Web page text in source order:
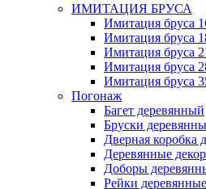
ИМИТАЦИЯ БРУСА
Имитация бруса
Имитация бруса
Имитация бруса
Имитация бруса
Имитация бруса
Погонаж
Багет деревянный
Бруски
Дверная коробка
Деревянные
Доборы
Рейки деревянные